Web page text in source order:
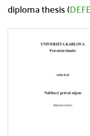
diploma thesis (